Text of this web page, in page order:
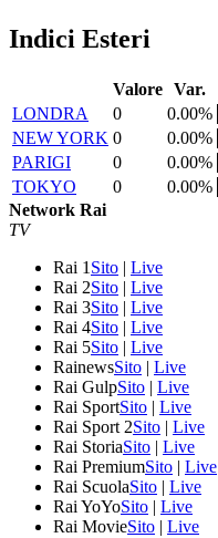
Indici Esteri
Valore Var.
LONDRA
0
0.00%
NEW YORK 0
0.00%
PARIGI
0
0.00%
TOKYO
0
0.00%
Network Rai
TV
Rai 1 Sito | Live
Rai 2Sito | Live
Rai 3Sito | Live
Rai 4Sito | Live
Rai 5Sito | Live
RainewsSito | Live
Rai GulpSito | Live
Rai SportSito | Live
Rai Sport 2Sito | Live
Rai StoriaSito | Live
Rai PremiumSito | Live
Rai ScuolaSito | Live
Rai YoYoSito | Live
Rai MovieSito | Live